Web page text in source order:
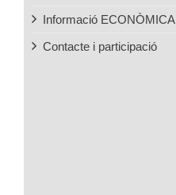
Informació ECONÒMICA
Contacte i participació